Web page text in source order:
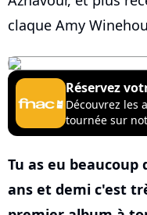
claque Amy
Réservez
Découvrez les
tournée sur
Tu as eu beaucoup
ans et demi c'est